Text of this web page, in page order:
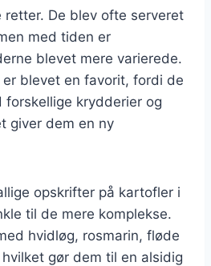
retter. De blev ofte serveret
med tiden er
blevet mere varierede.
blevet en favorit, fordi de
forskellige krydderier og
giver dem en ny
opskrifter på kartofler i
til de mere komplekse.
hvidløg, rosmarin, fløde
gør dem til en alsidig